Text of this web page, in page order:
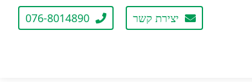
076-8014890 יצירת קשר